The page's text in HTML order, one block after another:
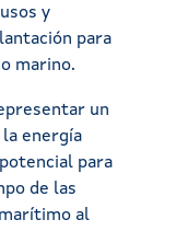
y
para
marino.
un
energía
para
de las
al